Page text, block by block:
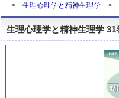
生理心理学と精神生理学
生理心理学と精神生理学 31